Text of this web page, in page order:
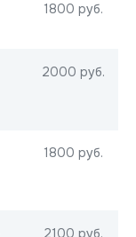
1800 руб.
2000 руб.
1800 руб.
2100 руб.